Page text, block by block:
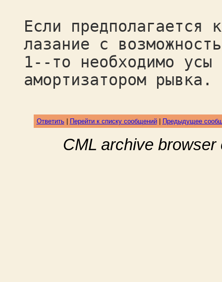
Если предполагается
лазание с
1--то необходимо усы
амортизатором
Ответить| Перейти к списку сообщений| Предыдущее
CML archive